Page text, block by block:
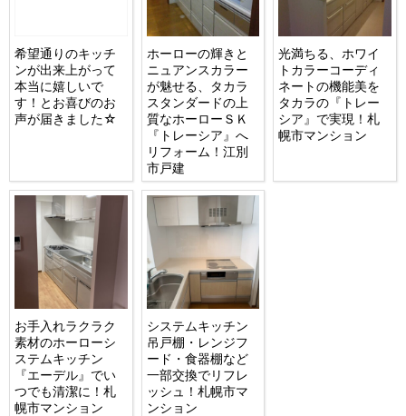
希望通りのキッチ
ンが出来上がって
本当に嬉しいで
す！とお喜びのお
声が届きました☆
ホーローの輝きと
ニュアンスカラー
が魅せる、タカラ
スタンダードの上
質なホーローＳＫ
『トレーシア』へ
リフォーム！江別
市戸建
光満ちる、ホワイ
トカラーコーディ
ネートの機能美を
タカラの『トレー
シア』で実現！札
幌市マンション
お手入れラクラク
素材のホーローシ
ステムキッチン
『エーデル』でい
つでも清潔に！札
幌市マンション
システムキッチン
吊戸棚・レンジフ
ード・食器棚など
一部交換でリフレ
ッシュ！札幌市マ
ンション